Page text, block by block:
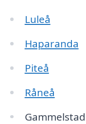
Luleå
Haparanda
Piteå
Råneå
Gammelstad